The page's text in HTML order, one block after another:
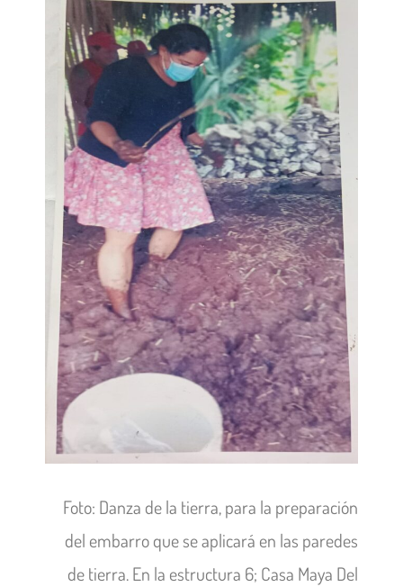
Foto: Danza de la tierra, para la preparación
del embarro que se aplicará en las paredes
de tierra. En la estructura 6; Casa Maya Del